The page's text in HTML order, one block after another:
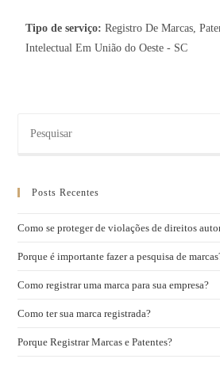
Tipo de serviço:Registro De Marcas,
Intelectual Em União do Oeste - SC
Posts Recentes
Como se proteger de violações de direitos
Porque é importante fazer a pesquisa de
Como registrar uma marca para sua empresa?
Como ter sua marca registrada?
Porque Registrar Marcas e Patentes?